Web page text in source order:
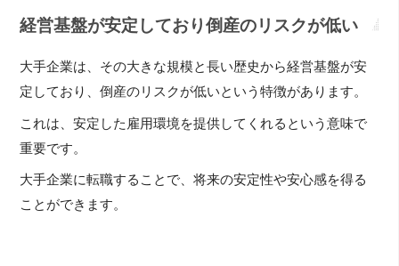
経営基盤が安定しており倒産のリスクが低い
大手企業は、その大きな規模と長い歴史から経営基盤が安
定しており、倒産のリスクが低いという特徴があります。
これは、安定した雇用環境を提供してくれるという意味で
重要です。
大手企業に転職することで、将来の安定性や安心感を得る
ことができます。